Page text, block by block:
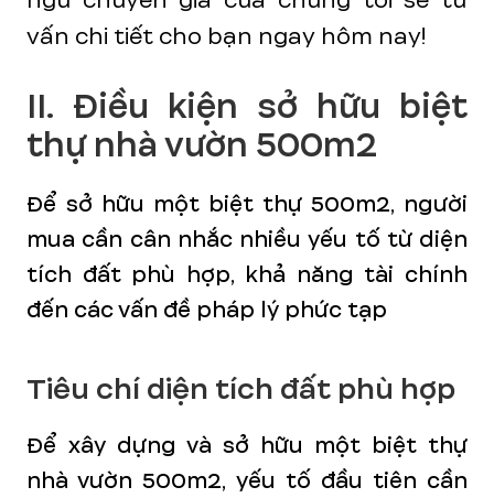
vấn chi tiết cho bạn ngay hôm nay!
II. Điều kiện sở hữu biệt
thự nhà vườn 500m2
Để sở hữu một biệt thự 500m2, người
mua cần cân nhắc nhiều yếu tố từ diện
tích đất phù hợp, khả năng tài chính
đến các vấn đề pháp lý phức tạp
Tiêu chí diện tích đất phù hợp
Để xây dựng và sở hữu một biệt thự
nhà vườn 500m2, yếu tố đầu tiên cần